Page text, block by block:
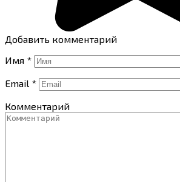
Добавить комментарий
Имя *
Email *
Комментарий